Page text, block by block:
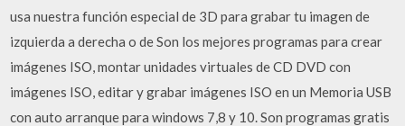
usa nuestra función especial de 3D para grabar tu imagen de
izquierda a derecha o de Son los mejores programas para crear
imágenes ISO, montar unidades virtuales de CD DVD con
imágenes ISO, editar y grabar imágenes ISO en un Memoria USB
con auto arranque para windows 7,8 y 10. Son programas gratis